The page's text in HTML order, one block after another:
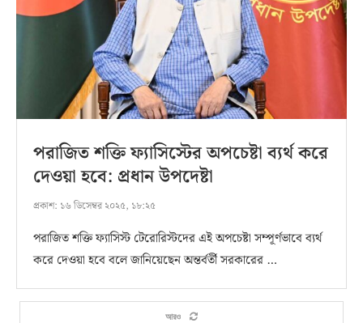
পরাজিত শক্তি ফ্যাসিস্টের অপচেষ্টা ব্যর্থ করে
দেওয়া হবে: প্রধান উপদেষ্টা
প্রকাশ: ১৬ ডিসেম্বর ২০২৫, ১৮:২৫
পরাজিত শক্তি ফ্যাসিস্ট টেরোরিস্টদের এই অপচেষ্টা সম্পূর্ণভাবে ব্যর্থ
করে দেওয়া হবে বলে জানিয়েছেন অন্তর্বর্তী সরকারের …
আরও